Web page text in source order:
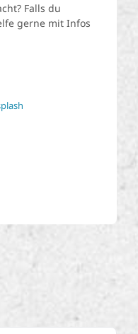
Falls du
gerne mit Infos